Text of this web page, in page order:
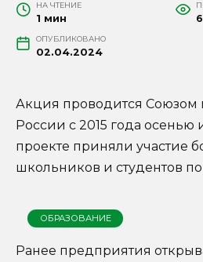
НА ЧТЕНИЕ
1 мин
ОПУБЛИКОВАНО
02.04.2024
Акция проводится Союзом
России с 2015 года осенью
проекте приняли участие
школьников и студентов по
ОБРАЗОВАНИЕ
Ранее предприятия